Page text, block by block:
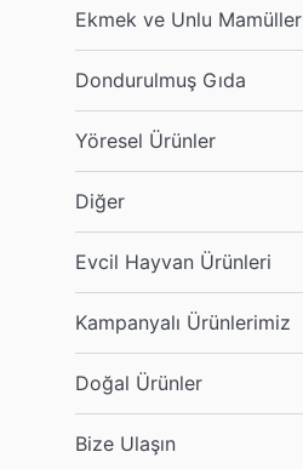
Ekmek ve Unlu Mamüller
Dondurulmuş Gıda
Yöresel Ürünler
Diğer
Evcil Hayvan Ürünleri
Kampanyalı Ürünlerimiz
Doğal Ürünler
Bize Ulaşın